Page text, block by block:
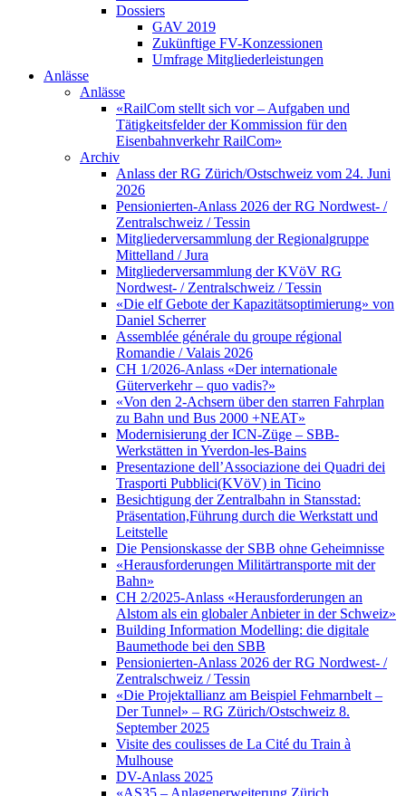
Dossiers
GAV 2019
Zukünftige FV-Konzessionen
Umfrage Mitgliederleistungen
Anlässe
Anlässe
«RailCom stellt sich vor – Aufgaben und
Tätigkeitsfelder der Kommission für den
Eisenbahnverkehr RailCom»
Archiv
Anlass der RG Zürich/Ostschweiz vom 24. Juni
2026
Pensionierten-Anlass 2026 der RG Nordwest- /
Zentralschweiz / Tessin
Mitgliederversammlung der Regionalgruppe
Mittelland / Jura
Mitgliederversammlung der KVöV RG
Nordwest- / Zentralschweiz / Tessin
«Die elf Gebote der Kapazitätsoptimierung» von
Daniel Scherrer
Assemblée générale du groupe régional
Romandie / Valais 2026
CH 1/2026-Anlass «Der internationale
Güterverkehr – quo vadis?»
«Von den 2-Achsern über den starren Fahrplan
zu Bahn und Bus 2000 +NEAT»
Modernisierung der ICN-Züge – SBB-
Werkstätten in Yverdon-les-Bains
Presentazione dell’Associazione dei Quadri dei
Trasporti Pubblici(KVöV) in Ticino
Besichtigung der Zentralbahn in Stansstad:
Präsentation,Führung durch die Werkstatt und
Leitstelle
Die Pensionskasse der SBB ohne Geheimnisse
«Herausforderungen Militärtransporte mit der
Bahn»
CH 2/2025-Anlass «Herausforderungen an
Alstom als ein globaler Anbieter in der Schweiz»
Building Information Modelling: die digitale
Baumethode bei den SBB
Pensionierten-Anlass 2026 der RG Nordwest- /
Zentralschweiz / Tessin
«Die Projektallianz am Beispiel Fehmarnbelt –
Der Tunnel» – RG Zürich/Ostschweiz 8.
September 2025
Visite des coulisses de La Cité du Train à
Mulhouse
DV-Anlass 2025
«AS35 – Anlagenerweiterung Zürich